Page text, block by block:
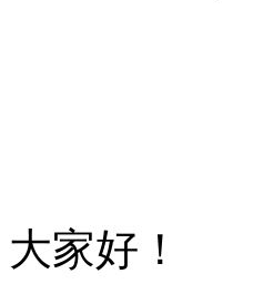
大家好！